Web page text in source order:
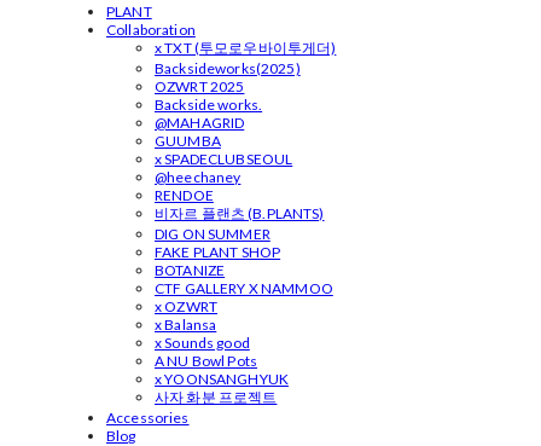
PLANT
Collaboration
x TXT (투모로우바이투게더)
Backsideworks(2025)
OZWRT 2025
Backside works.
@MAHAGRID
GUUMBA
x SPADECLUBSEOUL
@heechaney
RENDOE
비자르 플랜츠 (B.PLANTS)
DIG ON SUMMER
FAKE PLANT SHOP
BOTANIZE
CTF GALLERY X NAMMOO
x OZWRT
x Balansa
x Sounds good
A NU Bowl Pots
x YOONSANGHYUK
사자 화분 프로젝트
Accessories
Blog